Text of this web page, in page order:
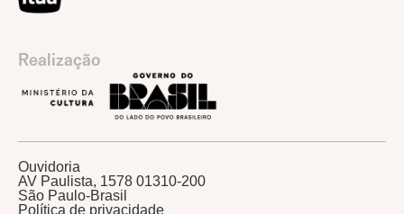
Realização
Ouvidoria
AV Paulista, 1578 01310-200
São Paulo-Brasil
Política de privacidade